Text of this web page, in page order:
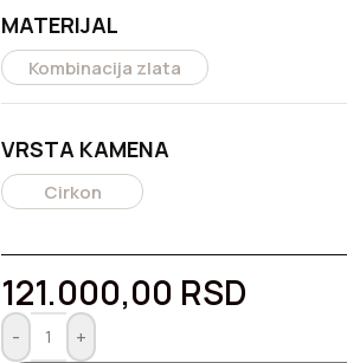
MATERIJAL
Kombinacija zlata
VRSTA KAMENA
Cirkon
121.000,00 RSD
- +